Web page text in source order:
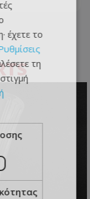
έχετε το
τη